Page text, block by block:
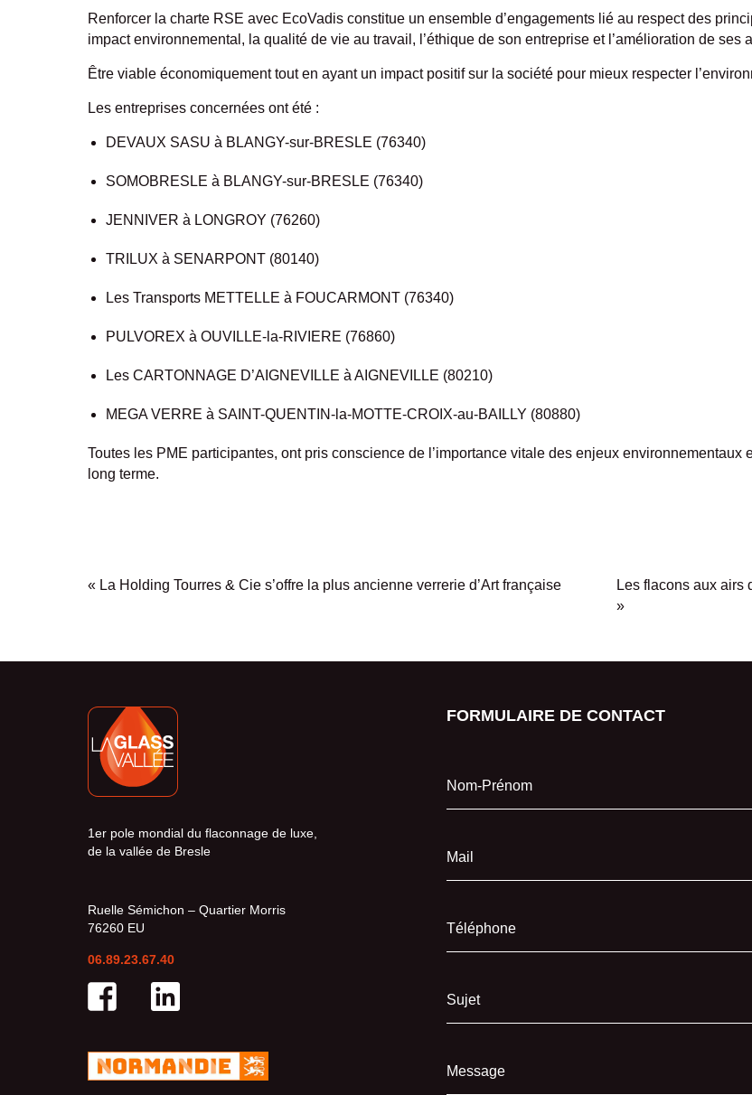
Renforcer la charte RSE avec EcoVadis constitue un ensemble d’engagements lié au respect des
impact environnemental, la qualité de vie au travail, l’éthique de son entreprise et l’amélioration de ses
Être viable économiquement tout en ayant un impact positif sur la société pour mieux respecter
Les entreprises concernées ont été :
DEVAUX SASU à BLANGY-sur-BRESLE (76340)
SOMOBRESLE à BLANGY-sur-BRESLE (76340)
JENNIVER à LONGROY (76260)
TRILUX à SENARPONT (80140)
Les Transports METTELLE à FOUCARMONT (76340)
PULVOREX à OUVILLE-la-RIVIERE (76860)
Les CARTONNAGE D’AIGNEVILLE à AIGNEVILLE (80210)
MEGA VERRE à SAINT-QUENTIN-la-MOTTE-CROIX-au-BAILLY (80880)
Toutes les PME participantes, ont pris conscience de l’importance vitale des enjeux
long terme.
« La Holding Tourres & Cie s’offre la plus ancienne verrerie d’Art française
Les flacons aux airs
»
1er pole mondial du flaconnage de luxe,
de la vallée de Bresle
Ruelle Sémichon – Quartier Morris
76260 EU
06.89.23.67.40
FORMULAIRE DE CONTACT
Nom-Prénom
Mail
Téléphone
Sujet
Message